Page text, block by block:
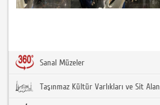
Sanal Müzeler
Taşınmaz Kültür Varlıkları ve Sit